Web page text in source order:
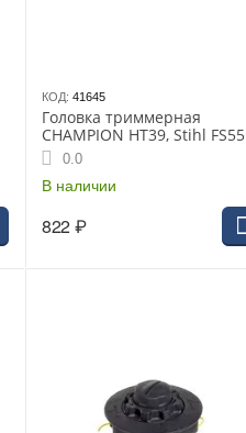
КОД: 41645
Головка триммерная
CHAMPION HT39, Stihl FS55
(гайка М10*1.00 левая)
быстрая загрузка
0.0
В наличии
822₽